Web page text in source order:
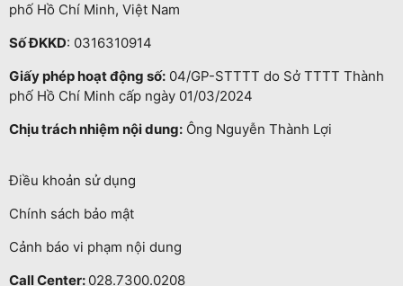
phố Hồ Chí Minh, Việt Nam
Số ĐKKD: 0316310914
Giấy phép hoạt động số: 04/GP-STTTT do Sở TTTT Thành
phố Hồ Chí Minh cấp ngày 01/03/2024
Chịu trách nhiệm nội dung: Ông Nguyễn Thành Lợi
Điều khoản sử dụng
Chính sách bảo mật
Cảnh báo vi phạm nội dung
Call Center: 028.7300.0208